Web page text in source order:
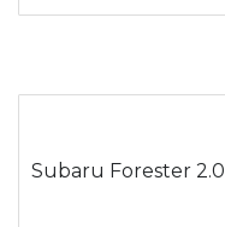
Subaru Forester